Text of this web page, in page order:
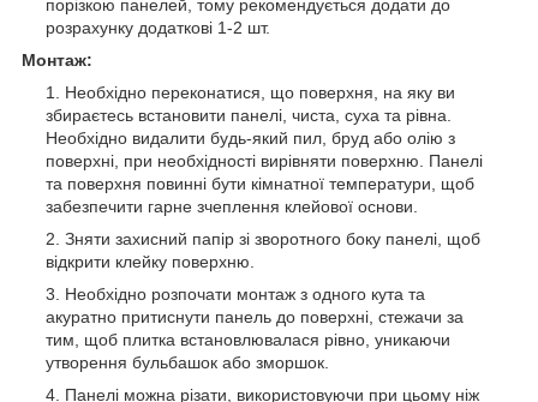
порізкою панелей, тому рекомендується додати до
розрахунку додаткові 1-2 шт.
Монтаж:
Необхідно переконатися, що поверхня, на яку ви
збираєтесь встановити панелі, чиста, суха та рівна.
Необхідно видалити будь-який пил, бруд або олію з
поверхні, при необхідності вирівняти поверхню. Панелі
та поверхня повинні бути кімнатної температури, щоб
забезпечити гарне зчеплення клейової основи.
Зняти захисний папір зі зворотного боку панелі, щоб
відкрити клейку поверхню.
Необхідно розпочати монтаж з одного кута та
акуратно притиснути панель до поверхні, стежачи за
тим, щоб плитка встановлювалася рівно, уникаючи
утворення бульбашок або зморшок.
Панелі можна різати, використовуючи при цьому ніж